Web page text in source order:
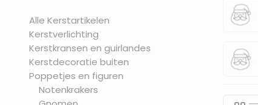
Alle Kerstartikelen
Kerstverlichting
Kerstkransen en guirlandes
Kerstdecoratie buiten
Poppetjes en figuren
Notenkrakers